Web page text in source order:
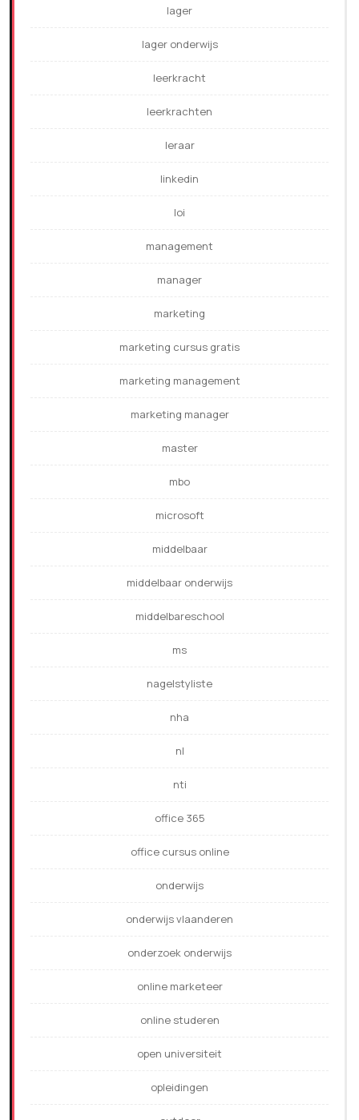
lager
lager onderwijs
leerkracht
leerkrachten
leraar
linkedin
loi
management
manager
marketing
marketing cursus gratis
marketing management
marketing manager
master
mbo
microsoft
middelbaar
middelbaar onderwijs
middelbareschool
ms
nagelstyliste
nha
nl
nti
office 365
office cursus online
onderwijs
onderwijs vlaanderen
onderzoek onderwijs
online marketeer
online studeren
open universiteit
opleidingen